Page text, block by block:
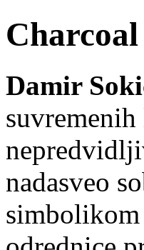
Charcoal
Damir
nadasveo
simbolikom